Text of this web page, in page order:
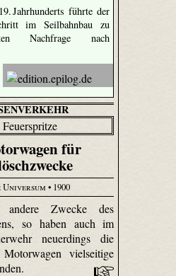
Jahrhunderts führte der
im Seilbahnbau zu
Nachfrage nach
für
Universum• 1900
Zwecke des
so haben auch im
neuerdings die
vielseitige